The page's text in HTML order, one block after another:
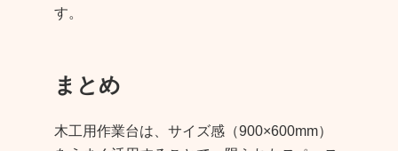
す。
まとめ
木工用作業台は、サイズ感（900×600mm）